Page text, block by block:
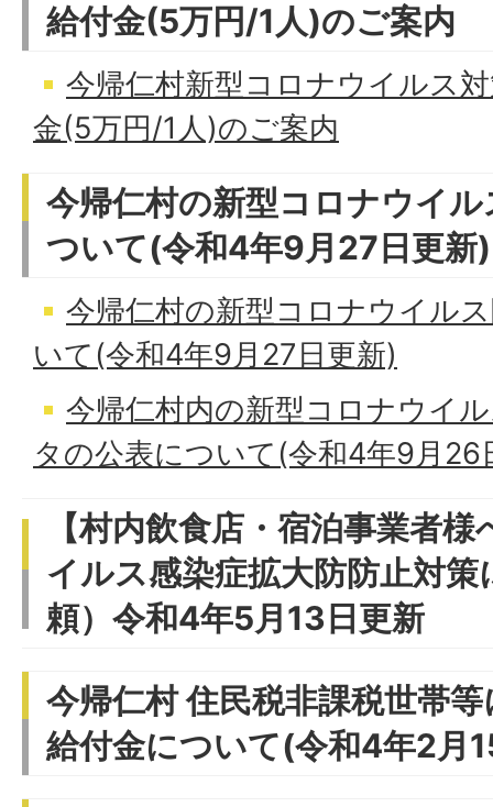
給付金(5万円/1人)のご案内
今帰仁村新型コロナウイルス
金(5万円/1人)のご案内
今帰仁村の新型コロナウイ
ついて(令和4年9月27日更新)
今帰仁村の新型コロナウイル
いて(令和4年9月27日更新)
今帰仁村内の新型コロナウイ
タの公表について(令和4年9月26
【村内飲食店・宿泊事業者
イルス感染症拡大防防止対
頼）令和4年5月13日更新
今帰仁村 住民税非課税世帯
給付金について(令和4年2月